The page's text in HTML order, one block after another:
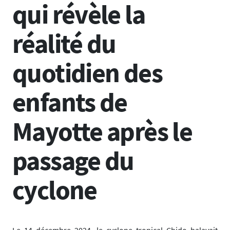
qui révèle la
réalité du
quotidien des
enfants de
Mayotte après le
passage du
cyclone